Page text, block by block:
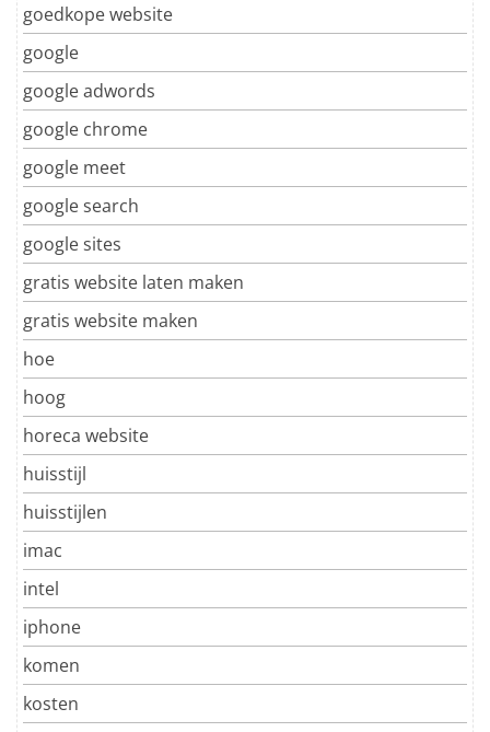
goedkope website
google
google adwords
google chrome
google meet
google search
google sites
gratis website laten maken
gratis website maken
hoe
hoog
horeca website
huisstijl
huisstijlen
imac
intel
iphone
komen
kosten